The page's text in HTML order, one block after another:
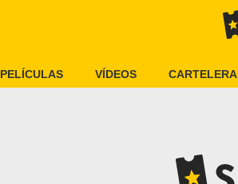
PELÍCULAS VÍDEOS CARTELERA